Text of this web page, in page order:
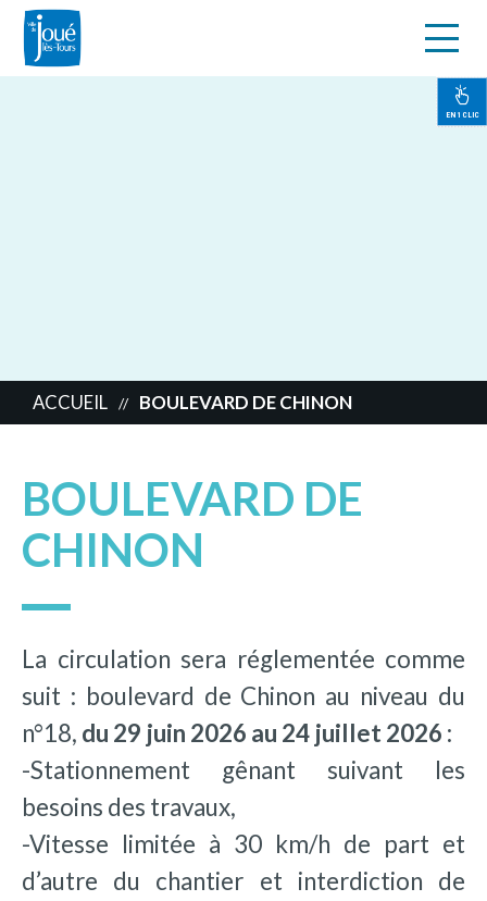
EN 1 CLIC
ACCUEIL // BOULEVARD DE CHINON
BOULEVARD DE
CHINON
La circulation sera réglementée comme
suit : boulevard de Chinon au niveau du
n°18, du 29 juin 2026 au 24 juillet 2026 :
-Stationnement gênant suivant les
besoins des travaux,
-Vitesse limitée à 30 km/h de part et
d’autre du chantier et interdiction de